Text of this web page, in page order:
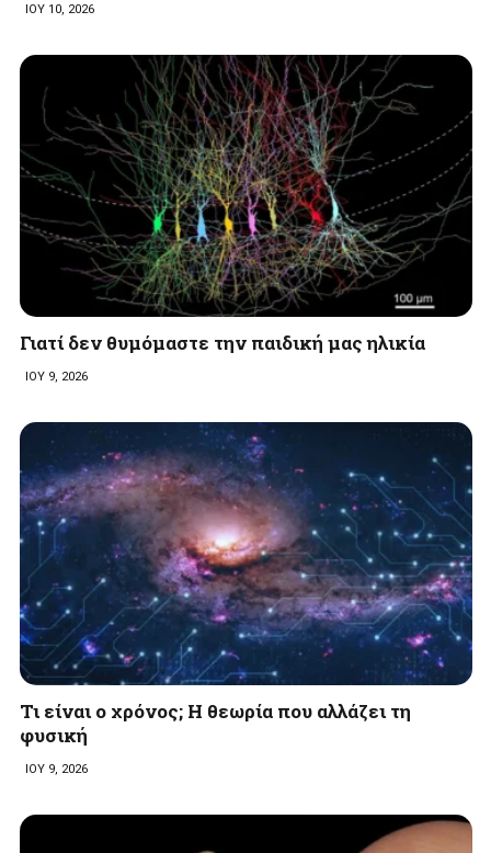
ΙΟΥ 10, 2026
Γιατί δεν θυμόμαστε την παιδική μας ηλικία
ΙΟΥ 9, 2026
Τι είναι ο χρόνος; Η θεωρία που αλλάζει τη
φυσική
ΙΟΥ 9, 2026